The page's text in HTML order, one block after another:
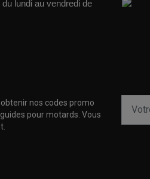
lundi au vendredi de
nos codes promo
pour motards. Vous